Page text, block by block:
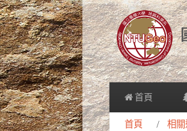
首頁
首頁 相